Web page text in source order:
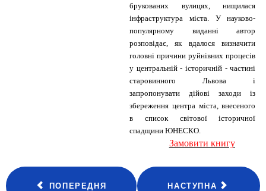
брукованих вулицях, нищилася
інфраструктура міста. У науково-
популярному виданні автор
розповідає, як вдалося визначити
головні причини руйнівних процесів
у центральній - історичній - частині
старовинного Львова і
запропонувати дійові заходи із
збереження центра міста, внесеного
в список світової історичної
спадщини ЮНЕСКО.
Замовити книгу
ПОПЕРЕДНЯ НАСТУПНА